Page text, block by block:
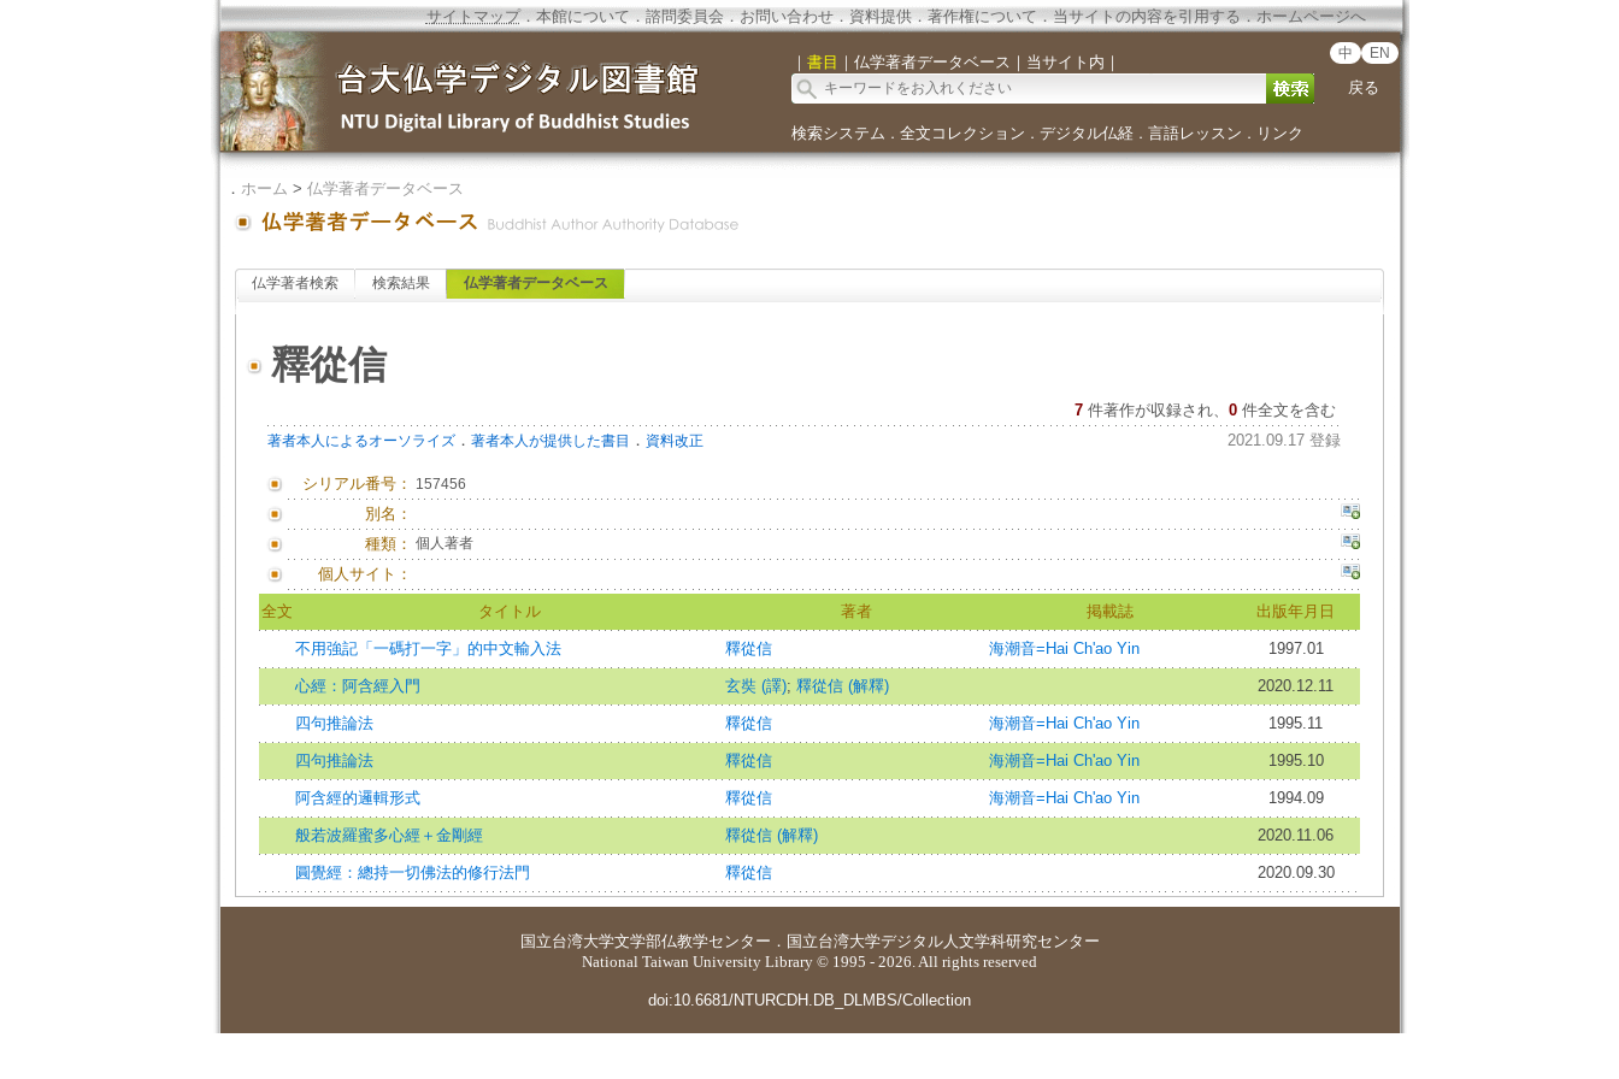
サイトマップ．本館について．諮問委員会． お問い合わせ． 資料提供．著作権について．当サイトの内容を引用する．ホームページへ
｜ 書目 ｜ 仏学著者データベース ｜ 当サイト内 ｜ 中 EN
戻る
検索システム ． 全文コレクション ． デジタル仏経． 言語レッスン ． リンク
． ホーム > 仏学著者データベース
仏学著者検索 検索結果 仏学著者データベース
釋從信
7 件著作が収録され、 0件全文を含む
著者本人によるオーソライズ． 著者本人が提供した書目 ． 資料改正 2021.09.17 登録
シリアル番号： 157456
別名：
種類： 個人著者
個人サイト：
全文 タイトル 著者 掲載誌 出版年月日
不用強記「一碼打一字」的中文輸入法 釋從信 海潮音=Hai Ch'ao Yin 1997.01
心經：阿含經入門 玄奘 (譯); 釋從信 (解釋) 2020.12.11
四句推論法 釋從信 海潮音=Hai Ch'ao Yin 1995.11
四句推論法 釋從信 海潮音=Hai Ch'ao Yin 1995.10
阿含經的邏輯形式 釋從信 海潮音=Hai Ch'ao Yin 1994.09
般若波羅蜜多心經＋金剛經 釋從信 (解釋) 2020.11.06
圓覺經：總持一切佛法的修行法門 釋從信 2020.09.30
国立台湾大学文学部仏教学センター ． 国立台湾大学デジタル人文学科研究センター
National Taiwan University Library © 1995 - 2026. All rights reserved
doi:10.6681/NTURCDH.DB_DLMBS/Collection